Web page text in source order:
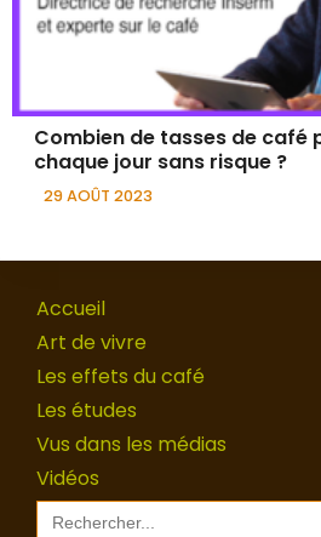
Combien de tasses de café
chaque jour sans risque ?
29 AOÛT 2023
Accueil
Art de vivre
Les effets du café
Les études
Vus dans les médias
Vidéos
Search
for: